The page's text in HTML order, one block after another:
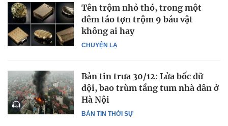
CHUYỆN LẠ
Tên trộm nhỏ thó, trong một
đêm táo tợn trộm 9 báu vật
không ai hay
BẢN TIN THỜI SỰ
Bản tin trưa 30/12: Lửa bốc dữ
dội, bao trùm tầng tum nhà dân ở
Hà Nội